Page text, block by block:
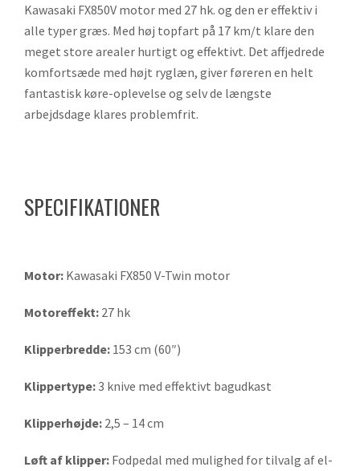
Kawasaki FX850V motor med 27 hk. og den er effektiv i
alle typer græs. Med høj topfart på 17 km/t klare den
meget store arealer hurtigt og effektivt. Det affjedrede
komfortsæde med højt ryglæn, giver føreren en helt
fantastisk køre-oplevelse og selv de længste
arbejdsdage klares problemfrit.
SPECIFIKATIONER
Motor: Kawasaki FX850 V-Twin motor
Motoreffekt: 27 hk
Klipperbredde: 153 cm (60″)
Klippertype:3 knive med effektivt bagudkast
Klipperhøjde: 2,5 – 14 cm
Løft af klipper: Fodpedal med mulighed for tilvalg af el-